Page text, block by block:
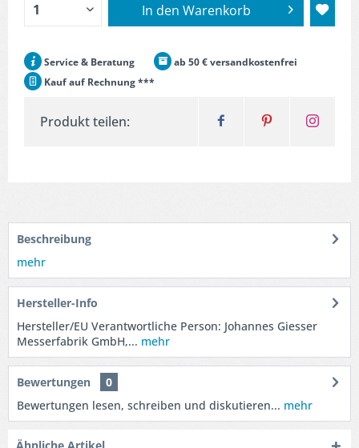
In den Warenkorb
Service & Beratung
ab 50 € versandkostenfrei
Kauf auf Rechnung ***
Produkt teilen:
Beschreibung
mehr
Hersteller-Info
Hersteller/EU Verantwortliche Person: Johannes Giesser
Messerfabrik GmbH,... mehr
Bewertungen
0
Bewertungen lesen, schreiben und diskutieren... mehr